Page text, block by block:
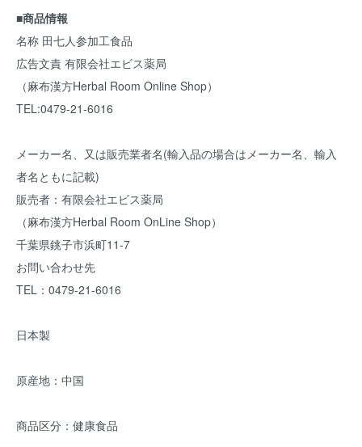
■商品情報
名称 田七人参加工食品
広告文責 有限会社エビス薬局
（麻布漢方Herbal Room Online Shop）
TEL:0479-21-6016
メーカー名、又は販売業者名(輸入品の場合はメーカー名、輸入
者名ともに記載)
販売者：有限会社エビス薬局
（麻布漢方Herbal Room OnLine Shop）
千葉県銚子市浜町11-7
お問い合わせ先
TEL：0479-21-6016
日本製
原産地：中国
商品区分：健康食品